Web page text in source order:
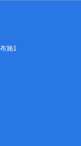
施1